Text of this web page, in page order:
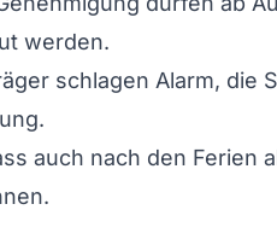
werden.
schlagen Alarm, die
auch nach den Ferien